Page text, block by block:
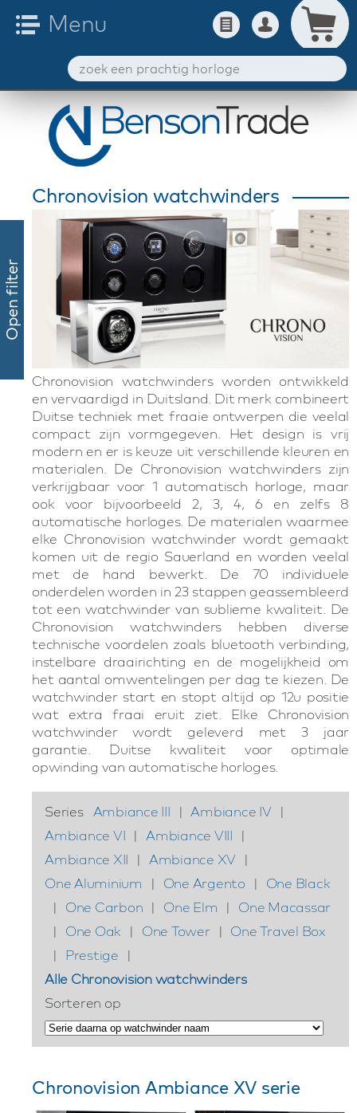
Open filter
Chronovision watchwinders
Chronovision watchwinders worden ontwikkeld
en vervaardigd in Duitsland. Dit merk combineert
Duitse techniek met fraaie ontwerpen die veelal
compact zijn vormgegeven. Het design is vrij
modern en er is keuze uit verschillende kleuren en
materialen. De Chronovision watchwinders zijn
verkrijgbaar voor 1 automatisch horloge, maar
ook voor bijvoorbeeld 2, 3, 4, 6 en zelfs 8
automatische horloges. De materialen waarmee
elke Chronovision watchwinder wordt gemaakt
komen uit de regio Sauerland en worden veelal
met de hand bewerkt. De 70 individuele
onderdelen worden in 23 stappen geassembleerd
tot een watchwinder van sublieme kwaliteit. De
Chronovision watchwinders hebben diverse
technische voordelen zoals bluetooth verbinding,
instelbare draairichting en de mogelijkheid om
het aantal omwentelingen per dag te kiezen. De
watchwinder start en stopt altijd op 12u positie
wat extra fraai eruit ziet. Elke Chronovision
watchwinder wordt geleverd met 3 jaar
garantie. Duitse kwaliteit voor optimale
opwinding van automatische horloges.
Series Ambiance III | Ambiance IV
|
Ambiance VI | Ambiance VIII
|
Ambiance XII
| Ambiance XV
|
One Aluminium
| One Argento |
One Black
|
One Carbon | One Elm |
One Macassar
|
One Oak | One Tower | One Travel Box
|
Prestige
|
Alle Chronovision watchwinders
Sorteren op
Chronovision Ambiance XV serie